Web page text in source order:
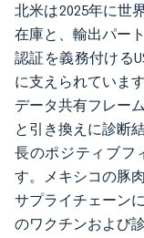
北米は2025年に世
在庫と、輸出パー
認証を義務付ける
に支えられていま
データ共有フレー
と引き換えに診断
長のポジティブフ
す。メキシコの豚
サプライチェーン
のワクチンおよび